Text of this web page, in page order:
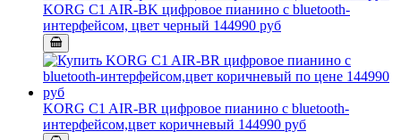
KORG C1 AIR-BK цифровое пианино c bluetooth-
интерфейсом, цвет черный 144990 руб
KORG C1 AIR-BR цифровое пианино c bluetooth-
интерфейсом,цвет коричневый 144990 руб